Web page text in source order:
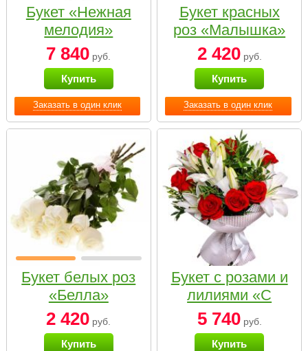
Заказать в один клик
Букет «Нежная
мелодия»
7 840 руб.
Купить
Заказать в один клик
Букет красных
роз «Малышка»
2 420руб.
Купить
Букет белых роз
«Белла»
2 420 руб.
Купить
Букет с розами и
лилиями «С
наилучшими
пожеланиями»
5 740руб.
Купить